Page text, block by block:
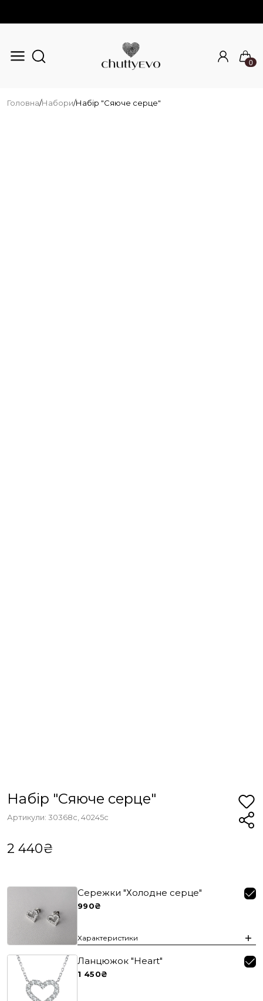
0
Головна/Набори/Набір "Сяюче серце"
Набір "Сяюче серце"
Артикули: 30368с, 40245с
2 440₴
Сережки "Холодне серце"
990₴
Характеристики
Ланцюжок "Heart"
1 450₴